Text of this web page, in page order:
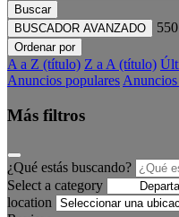
Buscar
BUSCADOR AVANZADO
550
Ordenar por
A a Z (título) Z a A (título)
Anuncios populares
Más filtros
¿Qué estás buscando?
Select a category
location